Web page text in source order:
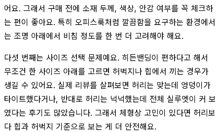
어요. 그래서 구매 전에 소재 두께, 색상, 안감 여부를 꼭 체크하
는 편이 좋아요. 특히 오피스룩처럼 깔끔함을 요구하는 환경에서
는 조명 아래에서 비침 정도를 한 번 더 고려해야 해요.
다섯 번째는 사이즈 선택 문제예요. 히든밴딩이 편하다고 해서
무조건 한 사이즈 아래를 고르면 허벅지나 힙에서 끼는 경우가
생길 수 있어요. 실제 리뷰를 살펴보면 허리는 맞는데 엉덩이가
타이트했다거나, 반대로 허리는 넉넉했는데 전체 실루엣이 커 보
였다는 후기도 많았습니다. 그래서 체형상 고민이 있다면 허리보
다 힙과 허벅지 기준으로 보는 게 더 안전해요.